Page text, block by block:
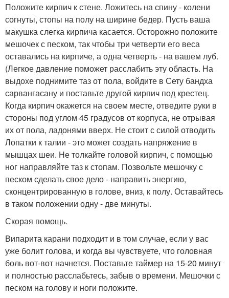
Положите кирпич к стене. Ложитесь на спину - колени
согнуты, стопы на полу на ширине бедер. Пусть ваша
макушка слегка кирпича касается. Осторожно положите
мешочек с песком, так чтобы три четверти его веса
оставались на кирпиче, а одна четверть - на вашем луб.
(Легкое давление поможет расслабить эту область. На
выдохе поднимите таз от пола, войдите в Сету бандха
сарвангасану и поставьте другой кирпич под крестец.
Когда кирпич окажется на своем месте, отведите руки в
стороны под углом 45 градусов от корпуса, не отрывая
их от пола, ладонями вверх. Не стоит с силой отводить
Лопатки к талии - это может создать напряжение в
мышцах шеи. Не толкайте головой кирпич, с помощью
ног направляйте таз к стопам. Позвольте мешочку с
песком сделать свое дело - направить энергию,
сконцентрированную в голове, вниз, к полу. Оставайтесь
в таком положении одну - две минуты.
Скорая помощь.
Випарита карани подходит и в том случае, если у вас
уже болит голова, и когда вы чувствуете, что головная
боль вот-вот начнется. Поставьте таймер на 15-20 минут
и полностью расслабьтесь, забыв о времени. Мешочки с
песком на голову и ноги положите.